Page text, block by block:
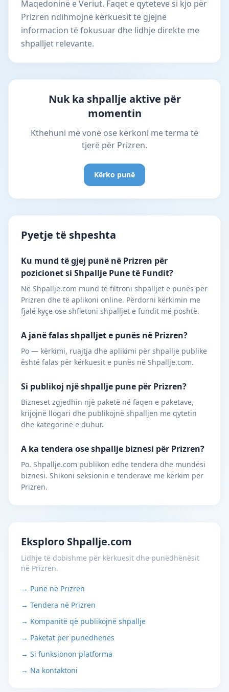
Maqedoninë e Veriut. Faqet e qyteteve si kjo për
Prizren ndihmojnë kërkuesit të gjejnë
informacion të fokusuar dhe lidhje direkte me
shpalljet relevante.
Nuk ka shpallje aktive për
momentin
Kthehuni më vonë ose kërkoni me terma të
tjerë për Prizren.
Kërko punë
Pyetje të shpeshta
Ku mund të gjej punë në Prizren për
pozicionet si Shpallje Pune të Fundit?
Në Shpallje.com mund të filtroni shpalljet e punës për
Prizren dhe të aplikoni online. Përdorni kërkimin me
fjalë kyçe ose shfletoni shpalljet e fundit më poshtë.
A janë falas shpalljet e punës në Prizren?
Po — kërkimi, ruajtja dhe aplikimi për shpallje publike
është falas për kërkuesit e punës në Shpallje.com.
Si publikoj një shpallje pune për Prizren?
Bizneset zgjedhin një paketë në faqen e paketave,
krijojnë llogari dhe publikojnë shpalljen me qytetin
dhe kategorinë e duhur.
A ka tendera ose shpallje biznesi për Prizren?
Po. Shpallje.com publikon edhe tendera dhe mundësi
biznesi. Shikoni seksionin e tenderave me kërkim për
Prizren.
Eksploro Shpallje.com
Lidhje të dobishme për kërkuesit dhe punëdhënësit
në Prizren.
→ Punë në Prizren
→ Tendera në Prizren
→ Kompanitë që publikojnë shpallje
→ Paketat për punëdhënës
→ Si funksionon platforma
→ Na kontaktoni